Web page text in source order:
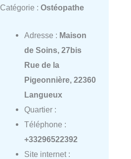
Catégorie : Ostéopathe
Adresse : Maison
de Soins, 27bis
Rue de la
Pigeonnière, 22360
Langueux
Quartier :
Téléphone :
+33296522392
Site internet :